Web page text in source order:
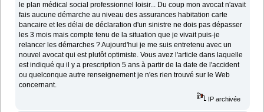
le plan médical social professionnel loisir... Du coup mon avocat n'avait
fais aucune démarche au niveau des assurances habitation carte
bancaire et les délai de déclaration d'un sinistre ne dois pas dépasser
les 3 mois mais compte tenu de la situation que je vivait puis-je
relancer les démarches ? Aujourd'hui je me suis entretenu avec un
nouvel avocat qui est plutôt optimiste. Vous avez l'article dans laquelle
est indiqué qu il y a prescription 5 ans à partir de la date de l'accident
ou quelconque autre renseignement je n'es rien trouvé sur le Web
concernant.
IP archivée